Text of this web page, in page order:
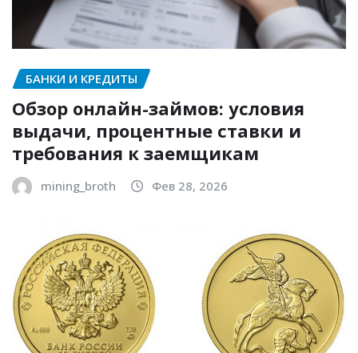
БАНКИ И КРЕДИТЫ
Обзор онлайн-займов: условия
выдачи, процентные ставки и
требования к заемщикам
mining_broth Фев 28, 2026